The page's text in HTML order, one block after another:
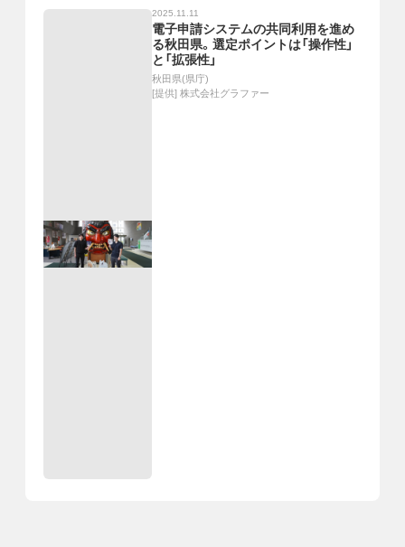
2025.11.11
電子申請システムの共同利用を進め
る秋田県。選定ポイントは「操作性」
と「拡張性」
秋田県(県庁)
[提供] 株式会社グラファー